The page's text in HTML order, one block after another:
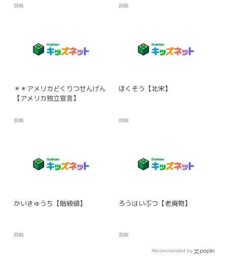
辞典 辞典
＊＊アメリカどくりつせんげん
【アメリカ独立宣言】
辞典
ほくそう【北宋】
辞典
かいきゅうち【階級値】
辞典
ろうはいぶつ【老廃物】
辞典
Recommended by